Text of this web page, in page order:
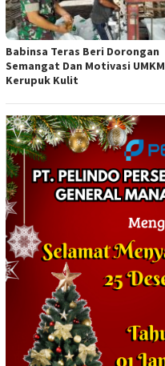
Babinsa Teras Beri Dorongan
Semangat Dan Motivasi UMKM
Kerupuk Kulit